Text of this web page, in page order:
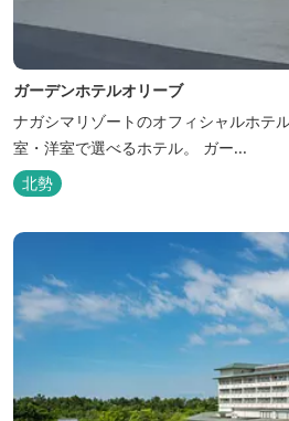
ガーデンホテルオリーブ
ナガシマリゾートのオフィシャルホテ
室・洋室で選べるホテル。 ガー...
北勢